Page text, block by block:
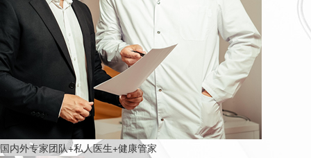
国内外专家团队+私人医生+健康管家